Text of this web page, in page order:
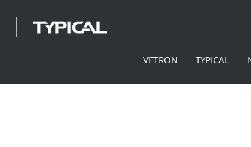
VETRON TYPICAL